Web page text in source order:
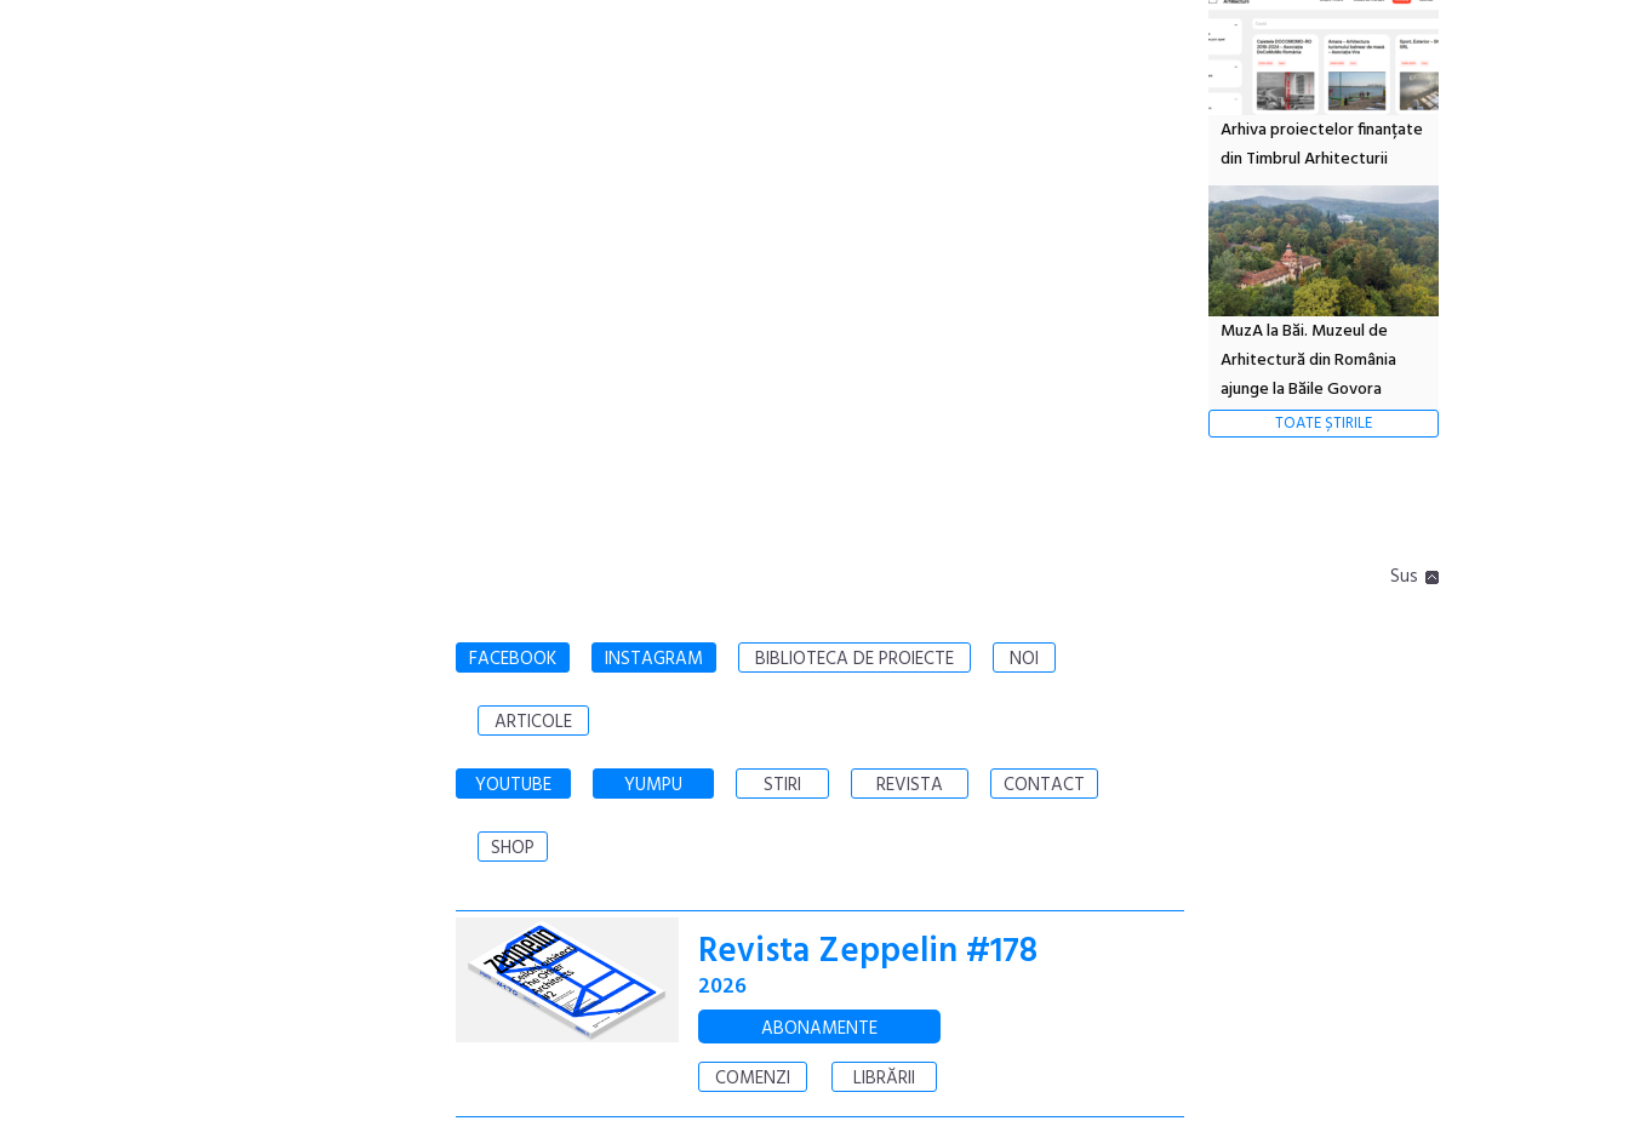
Arhiva proiectelor finanțate
din Timbrul Arhitecturii
MuzA la Băi. Muzeul de
Arhitectură din România
ajunge la Băile Govora
TOATE ȘTIRILE
Sus
FACEBOOK INSTAGRAM BIBLIOTECA DE PROIECTE NOI
ARTICOLE
YOUTUBE YUMPU STIRI REVISTA CONTACT
SHOP
Revista Zeppelin #178
2026
ABONAMENTE
COMENZI
LIBRĂRII